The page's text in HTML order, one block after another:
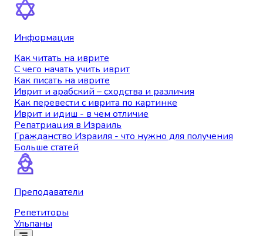
Информация
Как читать на иврите
С чего начать учить иврит
Как писать на иврите
Иврит и арабский – сходства и различия
Как перевести с иврита по картинке
Иврит и идиш - в чем отличие
Репатриация в Израиль
Гражданство Израиля - что нужно для получения
Больше статей
Преподаватели
Репетиторы
Ульпаны